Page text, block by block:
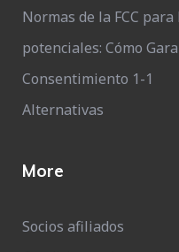
Normas de la FCC
potenciales: Cómo
Consentimiento 1-1
Alternativas
More
Socios afiliados